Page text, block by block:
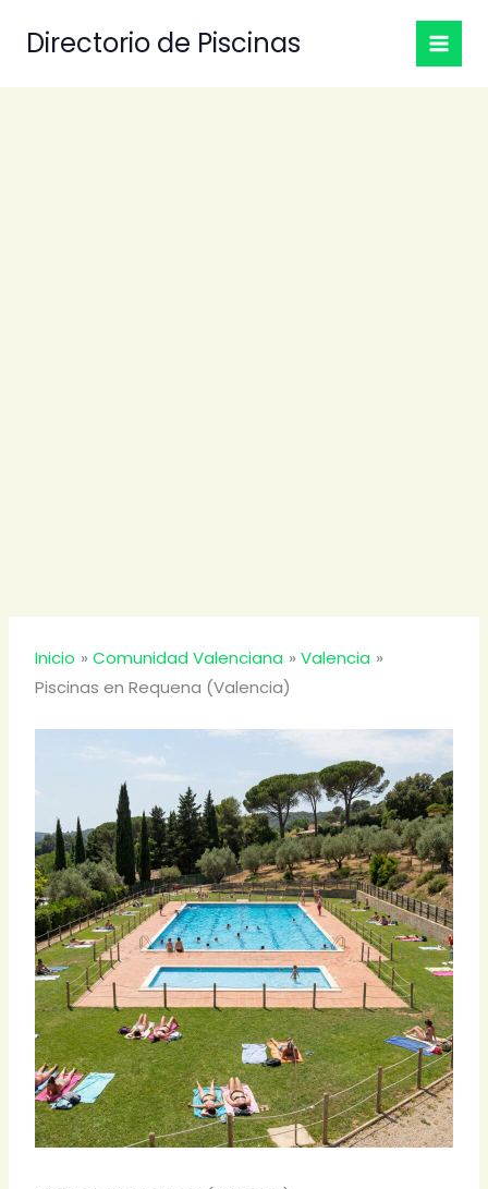
Directorio de Piscinas
Inicio Comunidad Valenciana
Valencia
Piscinas en Requena (Valencia)